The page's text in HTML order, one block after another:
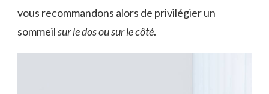
vous recommandons alors de privilégier un
sommeilsur le dos ou sur le côté.